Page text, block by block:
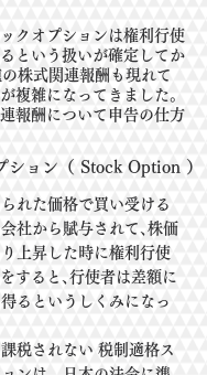
クオプションは権利行使
という扱いが確定してか
株式関連報酬も現れて
複雑になってきました。
報酬について申告の仕方
ション（ Stock Option ）
れた価格で買い受ける
社から賦与されて､株価
り上昇した時に権利行使
すると､行使者は差額に
るというしくみになっ
税されない 税制適格ス